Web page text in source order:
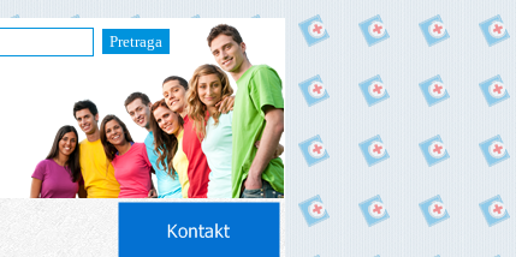
Pretraga